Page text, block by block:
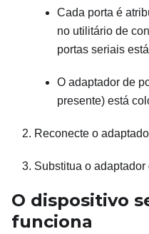
Cada porta é
no utilitário de
portas seriais
O adaptador de
presente) está
Reconecte o
Substitua o adaptador
O dispositivo
funciona